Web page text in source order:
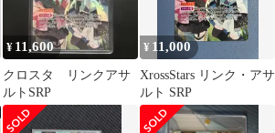
¥ 11,600
クロスタ リンクアサ
ルトSRP
¥ 11,000
XrossStars リンク・アサ
ルト SRP